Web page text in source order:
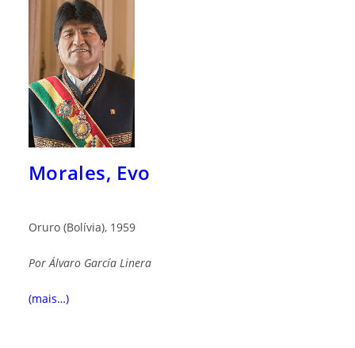
Morales, Evo
Oruro (Bolívia), 1959
Por Álvaro García Linera
(mais…)